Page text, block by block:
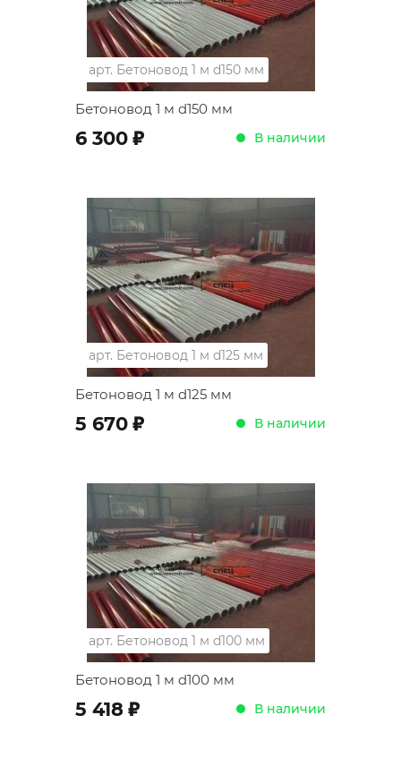
арт. Бетоновод 1 м d150 мм
Бетоновод 1 м d150 мм
6 300 ; В наличии
арт. Бетоновод 1 м d125 мм
Бетоновод 1 м d125 мм
5 670 ; В наличии
арт. Бетоновод 1 м d100 мм
Бетоновод 1 м d100 мм
5 418 ; В наличии